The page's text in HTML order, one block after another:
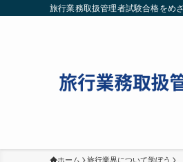
旅行業務取扱管理者試験合格をめ
ホーム 旅行業界について学ぼう